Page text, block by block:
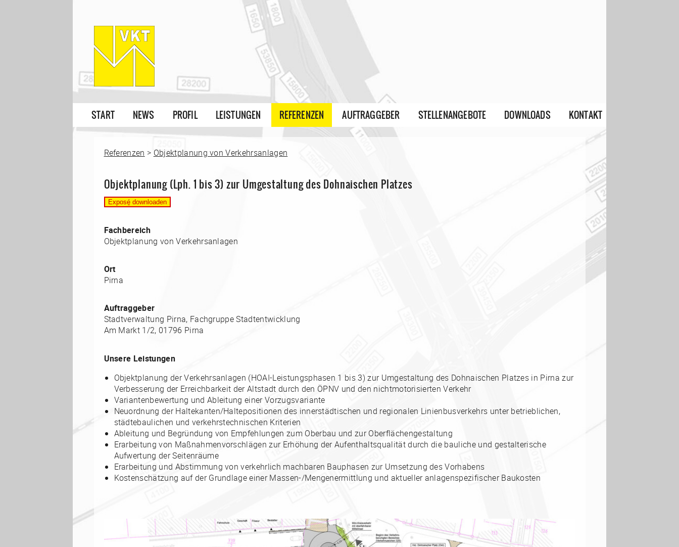
START NEWS PROFIL LEISTUNGEN REFERENZEN AUFTRAGGEBER STELLENANGEBOTE DOWNLOADS KONTAKT
Referenzen > Objektplanung von Verkehrsanlagen
Objektplanung (Lph. 1 bis 3) zur Umgestaltung des Dohnaischen Platzes
Fachbereich
Objektplanung von Verkehrsanlagen
Ort
Pirna
Auftraggeber
Stadtverwaltung Pirna, Fachgruppe Stadtentwicklung
Am Markt 1/2, 01796 Pirna
Unsere Leistungen
Objektplanung der Verkehrsanlagen (HOAI-Leistungsphasen 1 bis 3) zur Umgestaltung des Dohnaischen Platzes in Pirna zur
Verbesserung der Erreichbarkeit der Altstadt durch den ÖPNV und den nichtmotorisierten Verkehr
Variantenbewertung und Ableitung einer Vorzugsvariante
Neuordnung der Haltekanten/Haltepositionen des innerstädtischen und regionalen Linienbusverkehrs unter betrieblichen,
städtebaulichen und verkehrstechnischen Kriterien
Ableitung und Begründung von Empfehlungen zum Oberbau und zur Oberflächengestaltung
Erarbeitung von Maßnahmenvorschlägen zur Erhöhung der Aufenthaltsqualität durch die bauliche und gestalterische
Aufwertung der Seitenräume
Erarbeitung und Abstimmung von verkehrlich machbaren Bauphasen zur Umsetzung des Vorhabens
Kostenschätzung auf der Grundlage einer Massen-/Mengenermittlung und aktueller anlagenspezifischer Baukosten